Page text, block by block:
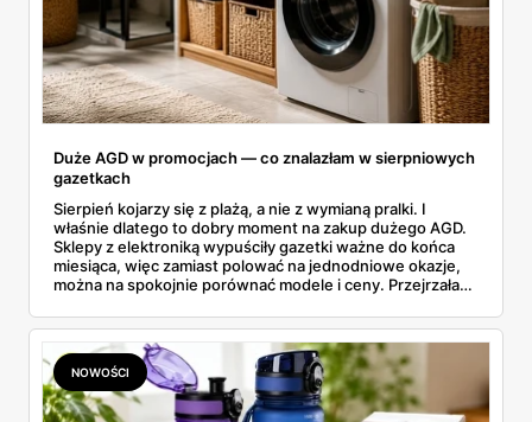
Duże AGD w promocjach — co znalazłam w sierpniowych
gazetkach
Sierpień kojarzy się z plażą, a nie z wymianą pralki. I
właśnie dlatego to dobry moment na zakup dużego AGD.
Sklepy z elektroniką wypuściły gazetki ważne do końca
miesiąca, więc zamiast polować na jednodniowe okazje,
można na spokojnie porównać modele i ceny. Przejrzałam
znalazłam, z cenami i terminami.
NOWOŚCI